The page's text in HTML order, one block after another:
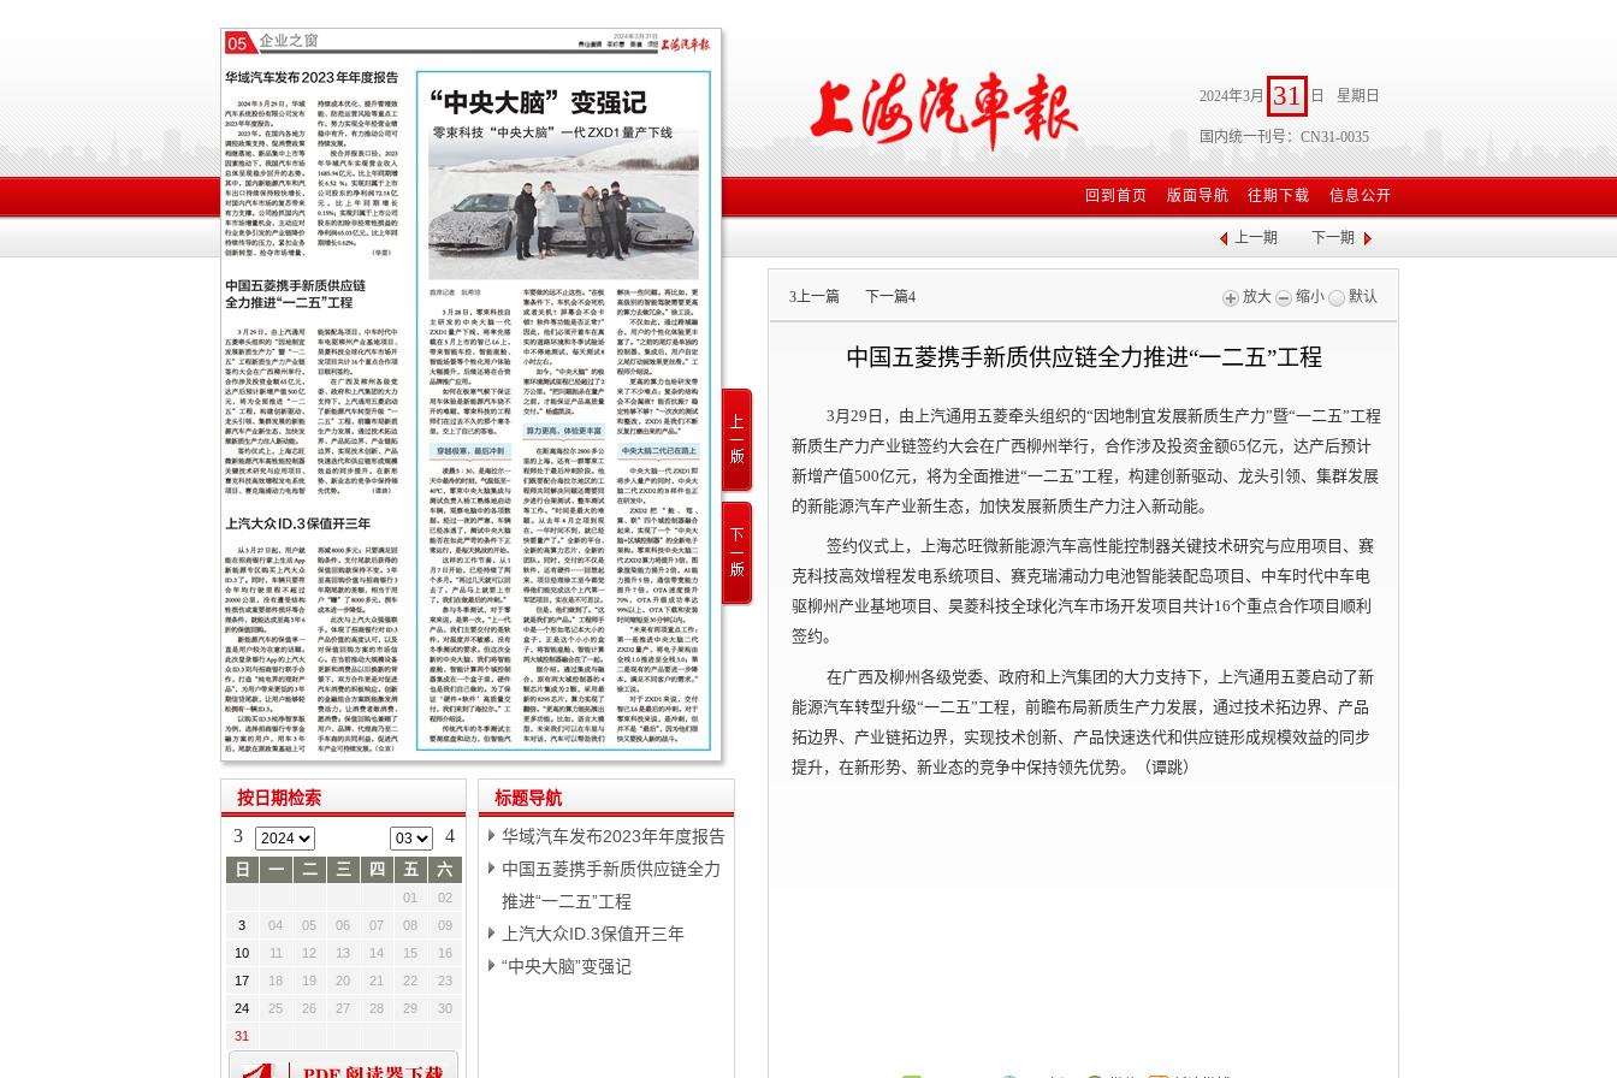
2024年3月 31 日 星期日
国内统一刊号：CN31-0035
回到首页 版面导航 往期下载 信息公开
上一期 下一期
标题导航
华域汽车发布2023年年度报告
中国五菱携手新质供应链全力
推进“一二五”工程
上汽大众ID.3保值开三年
“中央大脑”变强记
按日期检索
3 4
日 一 二 三 四 五 六
01
02
3
04 05 06 07 08
09
10
11 12 13 14 15
16
17
18 19 20 21 22
23
24
25 26 27 28 29
30
31
3上一篇 下一篇4 放大 缩小 默认
中国五菱携手新质供应链全力推进“一二五”工程
3月29日，由上汽通用五菱牵头组织的“因地制宜发展新质生产力”暨“一二五”工程
新质生产力产业链签约大会在广西柳州举行，合作涉及投资金额65亿元，达产后预计
新增产值500亿元，将为全面推进“一二五”工程，构建创新驱动、龙头引领、集群发展
的新能源汽车产业新生态，加快发展新质生产力注入新动能。
签约仪式上，上海芯旺微新能源汽车高性能控制器关键技术研究与应用项目、赛
克科技高效增程发电系统项目、赛克瑞浦动力电池智能装配岛项目、中车时代中车电
驱柳州产业基地项目、昊菱科技全球化汽车市场开发项目共计16个重点合作项目顺利
签约。
在广西及柳州各级党委、政府和上汽集团的大力支持下，上汽通用五菱启动了新
能源汽车转型升级“一二五”工程，前瞻布局新质生产力发展，通过技术拓边界、产品
拓边界、产业链拓边界，实现技术创新、产品快速迭代和供应链形成规模效益的同步
提升，在新形势、新业态的竞争中保持领先优势。（谭跳）